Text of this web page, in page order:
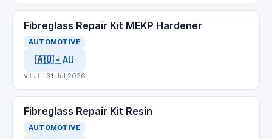
Fibreglass Repair Kit MEKP Hardener
AUTOMOTIVE
🇦🇺 AU
v1.1 · 31 Jul 2026
Fibreglass Repair Kit Resin
AUTOMOTIVE